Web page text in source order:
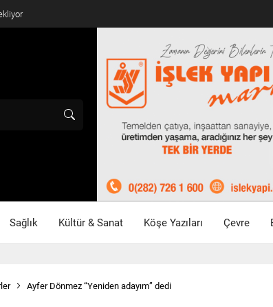
Sağlık Kültür & Sanat Köşe Yazıları Çevre
Ayfer Dönmez “Yeniden adayım” dedi